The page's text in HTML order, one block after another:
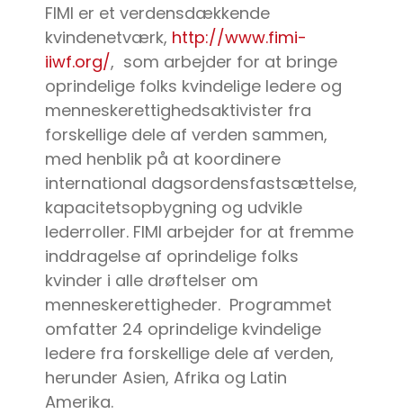
FIMI er et verdensdækkende
kvindenetværk, http://www.fimi-
iiwf.org/, som arbejder for at bringe
oprindelige folks kvindelige ledere og
menneskerettighedsaktivister fra
forskellige dele af verden sammen,
med henblik på at koordinere
international dagsordensfastsættelse,
kapacitetsopbygning og udvikle
lederroller. FIMI arbejder for at fremme
inddragelse af oprindelige folks
kvinder i alle drøftelser om
menneskerettigheder. Programmet
omfatter 24 oprindelige kvindelige
ledere fra forskellige dele af verden,
herunder Asien, Afrika og Latin
Amerika.